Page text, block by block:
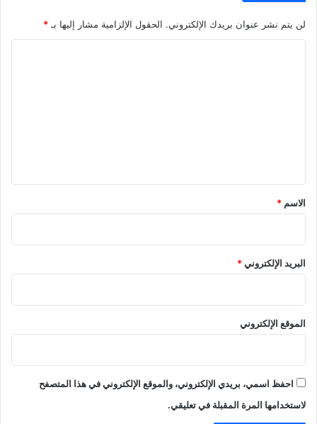
لن يتم نشر عنوان بريدك الإلكتروني. الحقول الإلزامية مشار إليها بـ *
*
الاسم *
البريد الإلكتروني*
الموقع الإلكتروني
احفظ اسمي، بريدي الإلكتروني، والموقع الإلكتروني في هذا المتصفح
لاستخدامها المرة المقبلة في تعليقي.